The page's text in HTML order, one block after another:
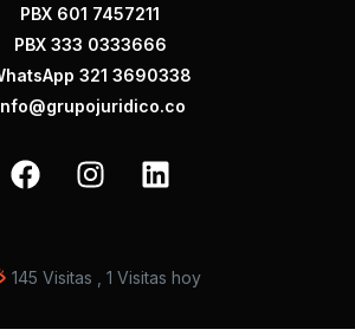
PBX 601 7457211
PBX 333 0333666
321 3690338
145 Visitas , 1 Visitas hoy